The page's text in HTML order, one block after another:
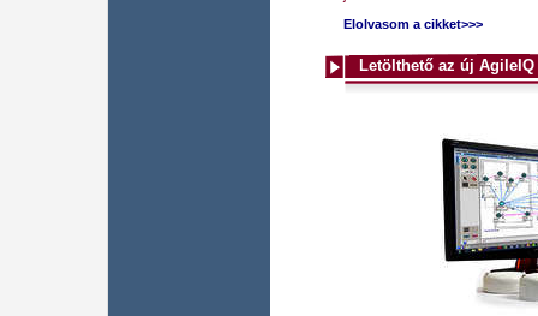
Elolvasom a cikket>>>
Letölthető az új